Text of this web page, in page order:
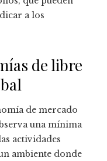
a los
de libre
de mercado
una mínima
actividades
ambiente donde